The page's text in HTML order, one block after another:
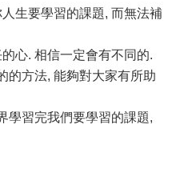
生要學習的課題, 而無法補
心. 相信一定會有不同的.
的方法, 能夠對大家有所助
學習完我們要學習的課題,